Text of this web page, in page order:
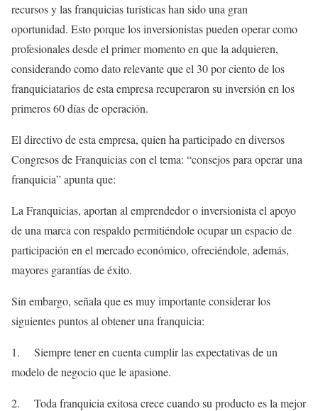
recursos y las franquicias turísticas han sido una gran
oportunidad. Esto porque los inversionistas pueden operar como
profesionales desde el primer momento en que la adquieren,
considerando como dato relevante que el 30 por ciento de los
franquiciatarios de esta empresa recuperaron su inversión en los
primeros 60 días de operación.
El directivo de esta empresa, quien ha participado en diversos
Congresos de Franquicias con el tema: “consejos para operar una
franquicia” apunta que:
La Franquicias, aportan al emprendedor o inversionista el apoyo
de una marca con respaldo permitiéndole ocupar un espacio de
participación en el mercado económico, ofreciéndole, además,
mayores garantías de éxito.
Sin embargo, señala que es muy importante considerar los
siguientes puntos al obtener una franquicia:
1. Siempre tener en cuenta cumplir las expectativas de un
modelo de negocio que le apasione.
2. Toda franquicia exitosa crece cuando su producto es la mejor